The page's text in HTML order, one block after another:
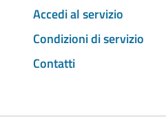
Accedi al servizio
Condizioni di servizio
Contatti